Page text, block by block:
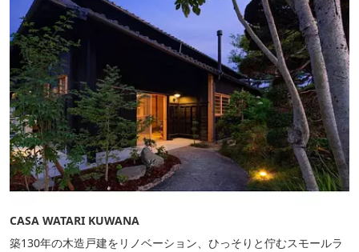
CASA WATARI KUWANA
築130年の木造戸建をリノベーション、ひっそりと佇むスモールラ